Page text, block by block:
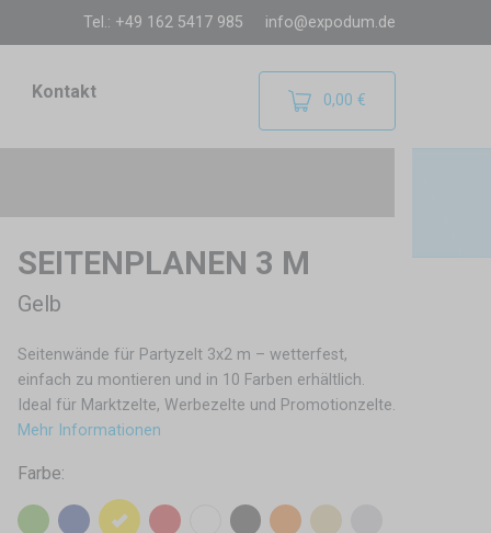
Tel.: +49 162 5417 985 info@expodum.de
Kontakt 0,00 €
SEITENPLANEN 3 M
Gelb
Seitenwände für Partyzelt 3x2 m – wetterfest,
einfach zu montieren und in 10 Farben erhältlich.
Ideal für Marktzelte, Werbezelte und Promotionzelte.
Mehr Informationen
Farbe: